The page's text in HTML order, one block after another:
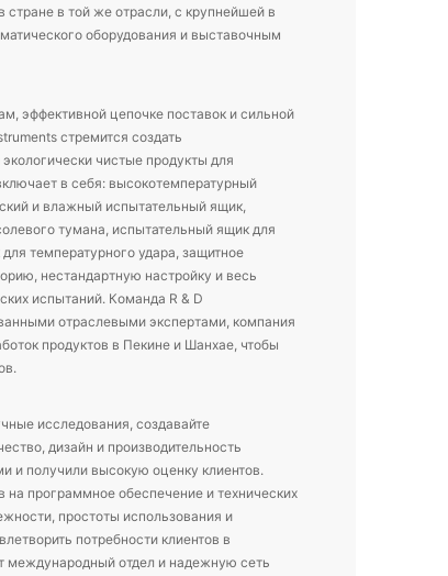
в той же отрасли, с крупнейшей в
оборудования и выставочным
эффективной цепочке поставок и сильной
стремится создать
чистые продукты для
в себя: высокотемпературный
и влажный испытательный ящик,
тумана, испытательный ящик для
температурного удара, защитное
нестандартную настройку и весь
испытаний. Команда R & D
отраслевыми экспертами, компания
продуктов в Пекине и Шанхае, чтобы
исследования, создавайте
дизайн и производительность
и получили высокую оценку клиентов.
на программное обеспечение и технических
простоты использования и
потребности клиентов в
отдел и надежную сеть